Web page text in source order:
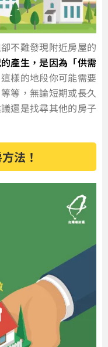
不難發現附近房屋的
產生，是因為「供需
樣的地段你可能需要
等，無論短期或長久
還是找尋其他的房子
法！